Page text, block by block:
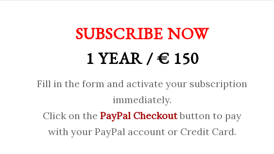
SUBSCRIBE NOW
1 YEAR / € 150
Fill in the form and activate your subscription
immediately.
Click on the PayPal Checkoutbutton to pay
with your PayPal account or Credit Card.